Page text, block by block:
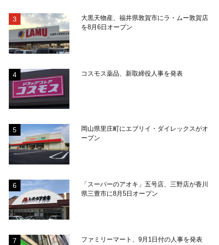
大黒天物産、福井県敦賀市にラ・ムー敦賀店
を8月6日オープン
コスモス薬品、新取締役人事を発表
岡山県里庄町にエブリイ・ダイレックスがオ
ープン
「スーパーのアオキ」五号店、三野店が香川
県三豊市に8月5日オープン
ファミリーマート、9月1日付の人事を発表